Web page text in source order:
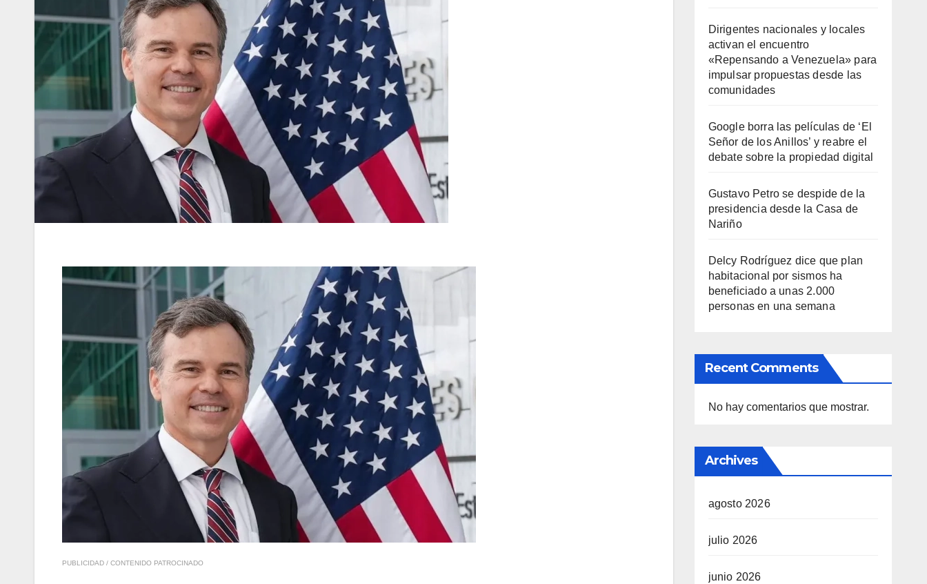
PUBLICIDAD / CONTENIDO PATROCINADO
Dirigentes nacionales y locales
activan el encuentro
«Repensando a Venezuela» para
impulsar propuestas desde las
comunidades
Google borra las películas de ‘El
Señor de los Anillos’ y reabre el
debate sobre la propiedad digital
Gustavo Petro se despide de la
presidencia desde la Casa de
Nariño
Delcy Rodríguez dice que plan
habitacional por sismos ha
beneficiado a unas 2.000
personas en una semana
Recent Comments
No hay comentarios que mostrar.
Archives
agosto 2026
julio 2026
junio 2026